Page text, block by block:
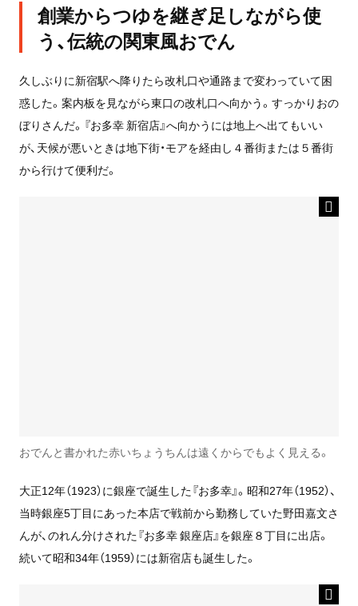
創業からつゆを継ぎ足しながら使
う、伝統の関東風おでん
久しぶりに新宿駅へ降りたら改札口や通路まで変わっていて困
惑した。案内板を見ながら東口の改札口へ向かう。すっかりおの
ぼりさんだ。『お多幸 新宿店』へ向かうには地上へ出てもいい
が、天候が悪いときは地下街・モアを経由し４番街または５番街
から行けて便利だ。
おでんと書かれた赤いちょうちんは遠くからでもよく見える。
大正12年（1923）に銀座で誕生した『お多幸』。昭和27年（1952）、
当時銀座5丁目にあった本店で戦前から勤務していた野田嘉文さ
んが、のれん分けされた『お多幸 銀座店』を銀座８丁目に出店。
続いて昭和34年（1959）には新宿店も誕生した。